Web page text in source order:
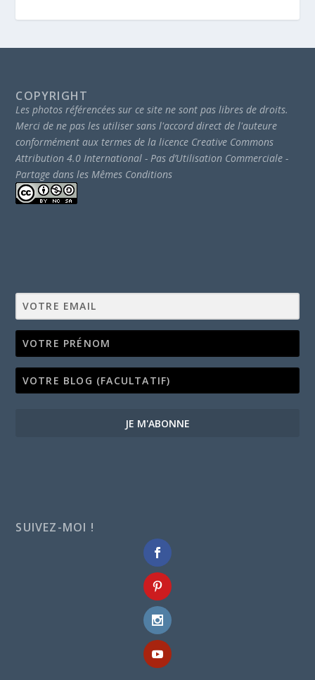
COPYRIGHT
Les photos référencées sur ce site ne sont pas libres de droits.
Merci de ne pas les utiliser sans l'accord direct de l'auteure
conformément aux termes de la licence Creative Commons
Attribution 4.0 International - Pas d’Utilisation Commerciale -
Partage dans les Mêmes Conditions
JE M'ABONNE
SUIVEZ-MOI !